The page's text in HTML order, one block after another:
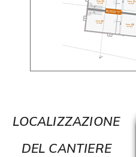
LOCALIZZAZIONE
DEL CANTIERE